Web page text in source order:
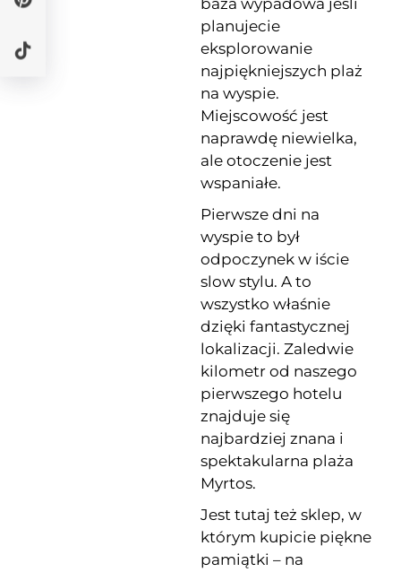
baza wypadowa jeśli
planujecie
eksplorowanie
najpiękniejszych plaż
na wyspie.
Miejscowość jest
naprawdę niewielka,
ale otoczenie jest
wspaniałe.
Pierwsze dni na
wyspie to był
odpoczynek w iście
slow stylu. A to
wszystko właśnie
dzięki fantastycznej
lokalizacji. Zaledwie
kilometr od naszego
pierwszego hotelu
znajduje się
najbardziej znana i
spektakularna plaża
Myrtos.
Jest tutaj też sklep, w
którym kupicie piękne
pamiątki – na